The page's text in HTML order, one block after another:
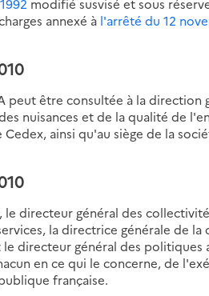
annexé à l'arrêté du 12
peut être consultée à la direction
nuisances et de la qualité de
ainsi qu'au siège de la
directeur général des
la directrice générale de la
directeur général des politiques
en ce qui le concerne, de
française.